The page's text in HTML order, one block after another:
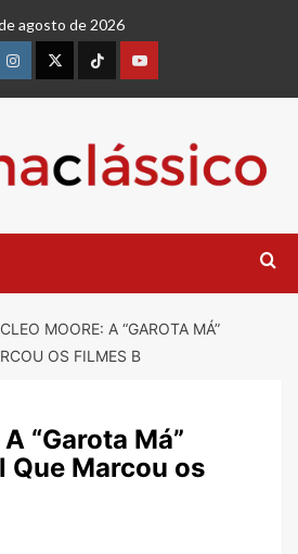
agosto de 2026
CLEO MOORE: A “GAROTA MÁ”
OS FILMES B
“Garota Má”
Que Marcou os